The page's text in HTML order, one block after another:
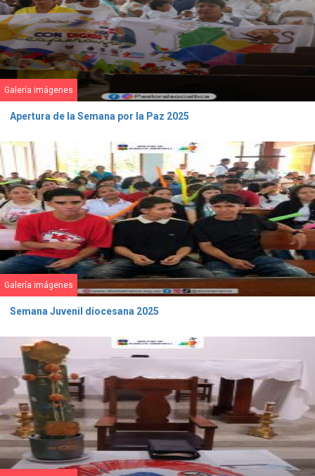
Galería imágenes
Apertura de la Semana por la Paz 2025
Galería imágenes
Semana Juvenil diocesana 2025